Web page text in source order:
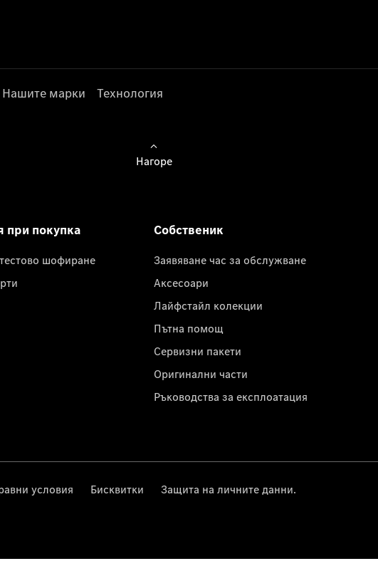
Нашите марки Технология
Нагоре
при покупка
шофиране
Собственик
Заявяване час за обслужване
Аксесоари
Лайфстайл колекции
Пътна помощ
Сервизни пакети
Оригинални части
Ръководства за експлоатация
условия Бисквитки Защита на личните данни.